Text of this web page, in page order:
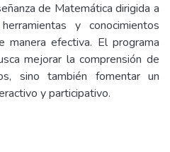
de Matemática dirigida a
y conocimientos
manera efectiva. El programa
mejorar la comprensión de
sino también fomentar un
y participativo.